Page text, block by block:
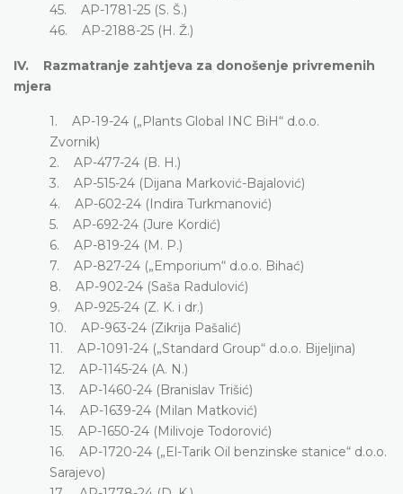
45. AP-1781-25 (S. Š.)
46. AP-2188-25 (H. Ž.)
IV. Razmatranje zahtjeva za donošenje privremenih
mjera
1. AP-19-24 („Plants Global INC BiH“ d.o.o.
Zvornik)
2. AP-477-24 (B. H.)
3. AP-515-24 (Dijana Marković-Bajalović)
4. AP-602-24 (Indira Turkmanović)
5. AP-692-24 (Jure Kordić)
6. AP-819-24 (M. P.)
7. AP-827-24 („Emporium“ d.o.o. Bihać)
8. AP-902-24 (Saša Radulović)
9. AP-925-24 (Z. K. i dr.)
10. AP-963-24 (Zikrija Pašalić)
11. AP-1091-24 („Standard Group“ d.o.o. Bijeljina)
12. AP-1145-24 (A. N.)
13. AP-1460-24 (Branislav Trišić)
14. AP-1639-24 (Milan Matković)
15. AP-1650-24 (Milivoje Todorović)
16. AP-1720-24 („El-Tarik Oil benzinske stanice“ d.o.o.
Sarajevo)